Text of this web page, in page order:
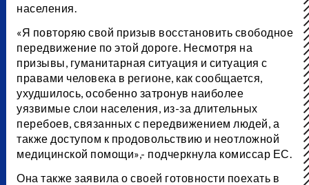
населения.
«Я повторяю свой призыв восстановить свободное
передвижение по этой дороге. Несмотря на
призывы, гуманитарная ситуация и ситуация с
правами человека в регионе, как сообщается,
ухудшилось, особенно затронув наиболее
уязвимые слои населения, из-за длительных
перебоев, связанных с передвижением людей, а
также доступом к продовольствию и неотложной
медицинской помощи»,- подчеркнула комиссар ЕС.
Она также заявила о своей готовности поехать в